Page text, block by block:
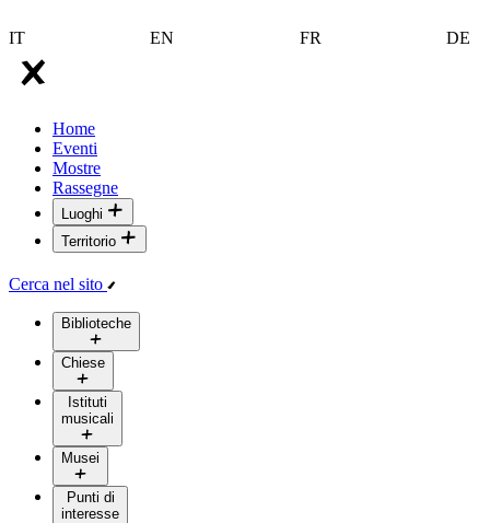
IT EN FR DE
Home
Eventi
Mostre
Rassegne
Luoghi
Territorio
Cerca nel sito
Biblioteche
Chiese
Istituti
musicali
Musei
Punti di
interesse